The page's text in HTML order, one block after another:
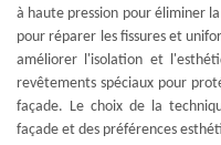
à haute pression pour éliminer
pour réparer les fissures et
améliorer l'isolation et
revêtements spéciaux pour
façade. Le choix de la
façade et des préférences